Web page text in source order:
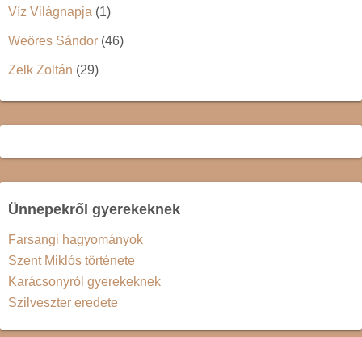
Víz Világnapja (1)
Weöres Sándor (46)
Zelk Zoltán (29)
Ünnepekről gyerekeknek
Farsangi hagyományok
Szent Miklós története
Karácsonyról gyerekeknek
Szilveszter eredete